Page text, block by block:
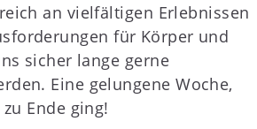
an vielfältigen Erlebnissen
für Körper und
sicher lange gerne
Eine gelungene Woche,
Ende ging!